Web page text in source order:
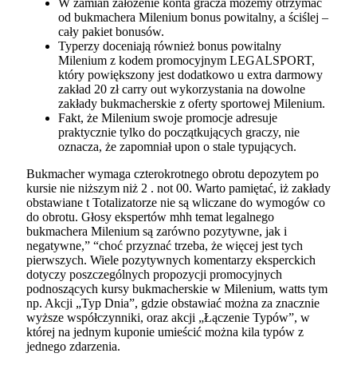
W zamian założenie konta gracza możemy otrzymać
od bukmachera Milenium bonus powitalny, a ściślej –
cały pakiet bonusów.
Typerzy doceniają również bonus powitalny
Milenium z kodem promocyjnym LEGALSPORT,
który powiększony jest dodatkowo u extra darmowy
zakład 20 zł carry out wykorzystania na dowolne
zakłady bukmacherskie z oferty sportowej Milenium.
Fakt, że Milenium swoje promocje adresuje
praktycznie tylko do początkujących graczy, nie
oznacza, że zapomniał upon o stale typujących.
Bukmacher wymaga czterokrotnego obrotu depozytem po
kursie nie niższym niż 2 . not 00. Warto pamiętać, iż zakłady
obstawiane t Totalizatorze nie są wliczane do wymogów co
do obrotu. Głosy ekspertów mhh temat legalnego
bukmachera Milenium są zarówno pozytywne, jak i
negatywne,” “choć przyznać trzeba, że więcej jest tych
pierwszych. Wiele pozytywnych komentarzy eksperckich
dotyczy poszczególnych propozycji promocyjnych
podnoszących kursy bukmacherskie w Milenium, watts tym
np. Akcji „Typ Dnia”, gdzie obstawiać można za znacznie
wyższe współczynniki, oraz akcji „Łączenie Typów”, w
której na jednym kuponie umieścić można kila typów z
jednego zdarzenia.